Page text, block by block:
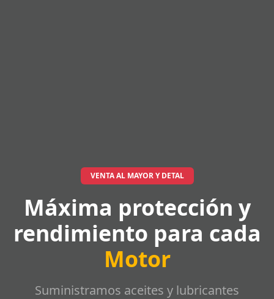
VENTA AL MAYOR Y DETAL
Máxima protección y
rendimiento para cada
Motor
Suministramos aceites y lubricantes